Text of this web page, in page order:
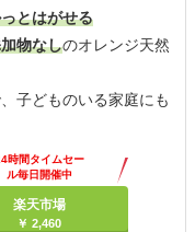
とはがせる
物なしのオレンジ天然
子どものいる家庭にも
時間タイムセー
ル毎日開催中
楽天市場
￥ 2,460